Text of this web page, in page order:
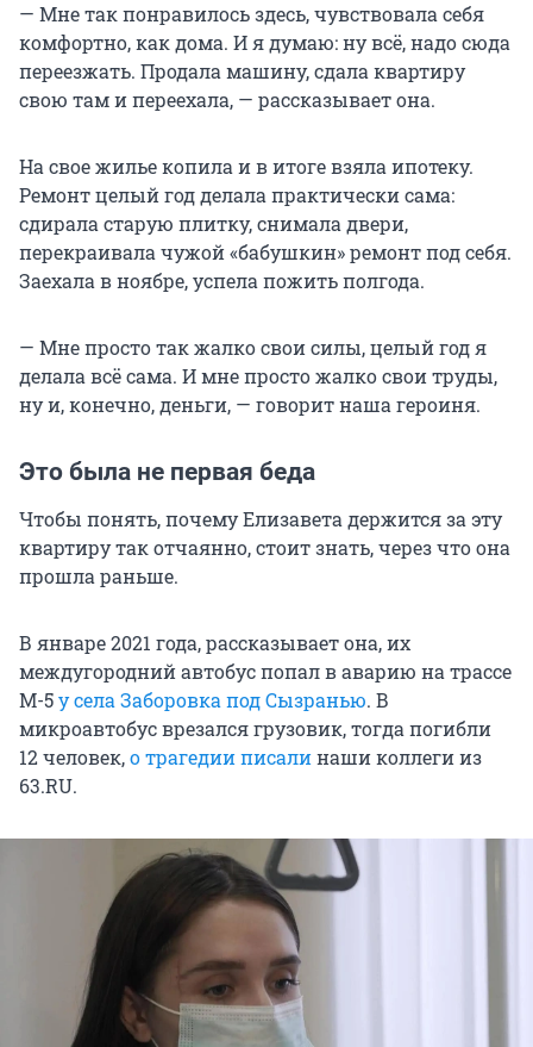
— Мне так понравилось здесь, чувствовала себя
комфортно, как дома. И я думаю: ну всё, надо сюда
переезжать. Продала машину, сдала квартиру
свою там и переехала, — рассказывает она.
На свое жилье копила и в итоге взяла ипотеку.
Ремонт целый год делала практически сама:
сдирала старую плитку, снимала двери,
перекраивала чужой «бабушкин» ремонт под себя.
Заехала в ноябре, успела пожить полгода.
— Мне просто так жалко свои силы, целый год я
делала всё сама. И мне просто жалко свои труды,
ну и, конечно, деньги, — говорит наша героиня.
Это была не первая беда
Чтобы понять, почему Елизавета держится за эту
квартиру так отчаянно, стоит знать, через что она
прошла раньше.
В январе 2021 года, рассказывает она, их
междугородний автобус попал в аварию на трассе
М-5у села Заборовка под Сызранью. В
микроавтобус врезался грузовик, тогда погибли
12 человек,о трагедии писалинаши коллеги из
63.RU.